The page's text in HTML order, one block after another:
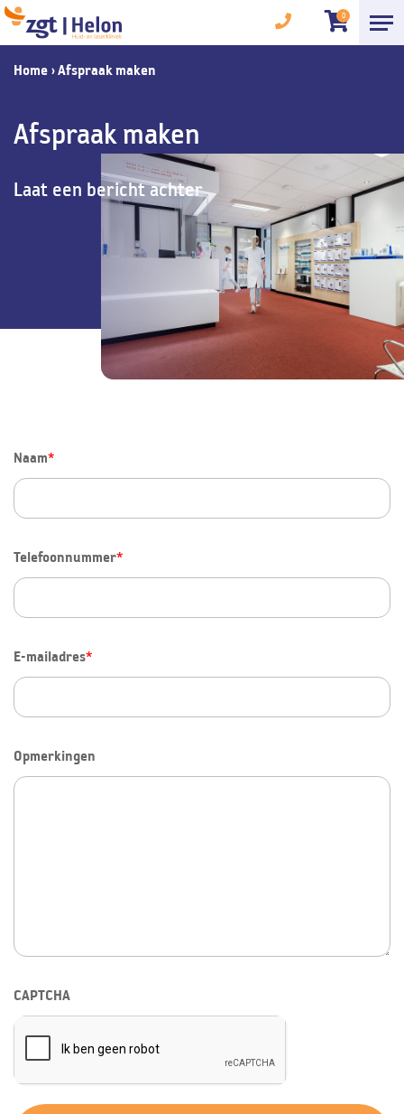
0
Home ›Afspraak maken
Afspraak maken
Laat een bericht achter
Naam*
Telefoonnummer*
E-mailadres*
Opmerkingen
CAPTCHA